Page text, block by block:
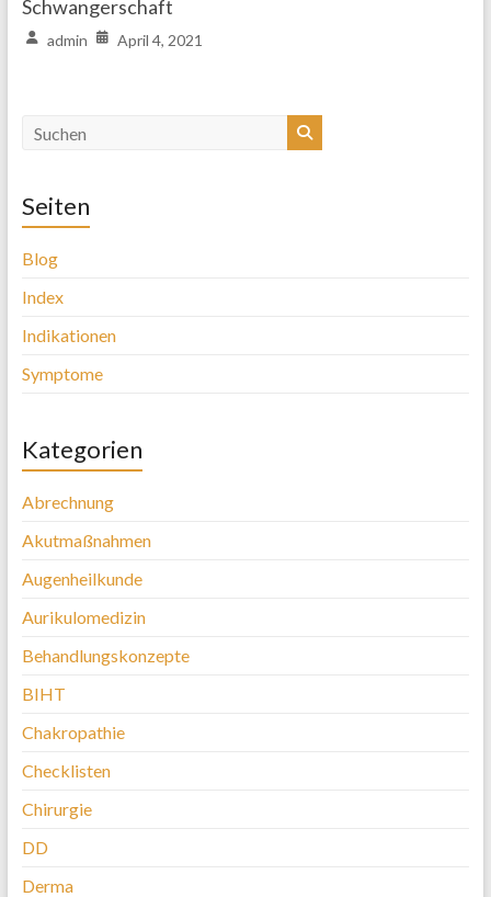
Schwangerschaft
admin April 4, 2021
Seiten
Blog
Index
Indikationen
Symptome
Kategorien
Abrechnung
Akutmaßnahmen
Augenheilkunde
Aurikulomedizin
Behandlungskonzepte
BIHT
Chakropathie
Checklisten
Chirurgie
DD
Derma